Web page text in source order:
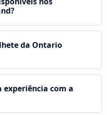
da Ontario
experiência com a